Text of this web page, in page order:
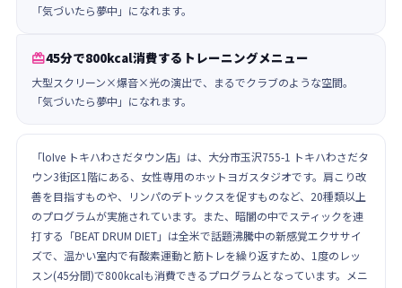
「気づいたら夢中」になれます。
45分で800kcal消費するトレーニングメニュー
大型スクリーン×爆音×光の演出で、まるでクラブのような空間。
「気づいたら夢中」になれます。
「loIve トキハわさだタウン店」は、大分市玉沢755-1 トキハわさだタ
ウン3街区1階にある、女性専用のホットヨガスタジオです。肩こり改
善を目指すものや、リンパのデトックスを促すものなど、20種類以上
のプログラムが実施されています。また、暗闇の中でスティックを連
打する「BEAT DRUM DIET」は全米で話題沸騰中の新感覚エクササイ
ズで、温かい室内で有酸素運動と筋トレを繰り返すため、1度のレッ
スン(45分間)で800kcalも消費できるプログラムとなっています。メニ